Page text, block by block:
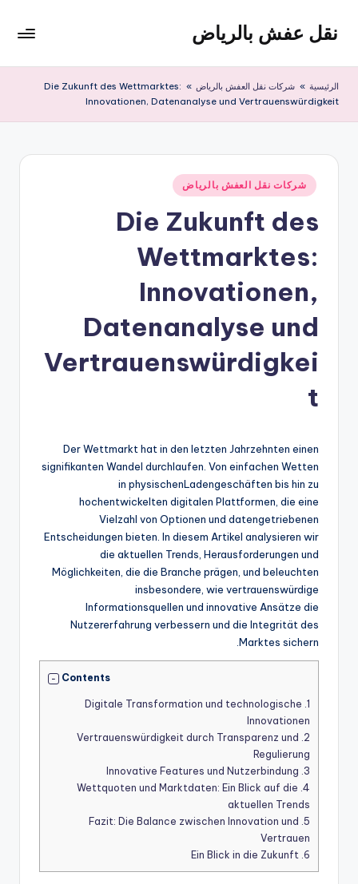
التجاوز
المحتوى
نقل عفش بالرياض
عفش
ريال
الرئيسية » شركات نقل العفش بالرياض »
Die Zukunft des Wettmarktes:
Innovationen, Datenanalyse und Vertrauenswürdigkeit
نُشر
في
شركات نقل العفش بالرياض
Die Zukunft des
Wettmarktes:
Innovationen,
Datenanalyse und
Vertrauenswürdigkei
t
Der Wettmarkt hat in den letzten Jahrzehnten einen
signifikanten Wandel durchlaufen. Von einfachen Wetten
in physischenLadengeschäften bis hin zu
hochentwickelten digitalen Plattformen, die eine
Vielzahl von Optionen und datengetriebenen
Entscheidungen bieten. In diesem Artikel analysieren wir
die aktuellen Trends, Herausforderungen und
Möglichkeiten, die die Branche prägen, und beleuchten
insbesondere, wie vertrauenswürdige
Informationsquellen und innovative Ansätze die
Nutzererfahrung verbessern und die Integrität des
Marktes sichern.
Contents
1.
Digitale Transformation und technologische
Innovationen
2.
Vertrauenswürdigkeit durch Transparenz und
Regulierung
3.
4.
Wettquoten und Marktdaten: Ein Blick auf die
aktuellen Trends
5.
Fazit: Die Balance zwischen Innovation und
Vertrauen
6.